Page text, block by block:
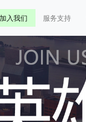
加入我们 服务支持